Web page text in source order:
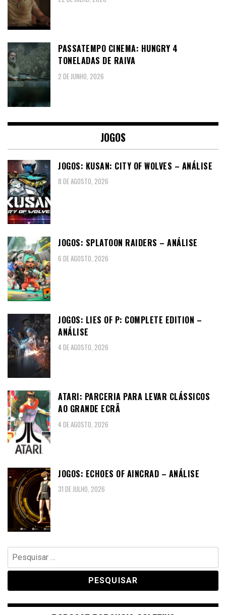
PASSATEMPO CINEMA: HUNGRY 4
TONELADAS DE RAIVA
2 DE JUNHO, 2026
JOGOS
JOGOS: KUSAN: CITY OF WOLVES – ANÁLISE
8 DE AGOSTO, 2026
JOGOS: SPLATOON RAIDERS – ANÁLISE
6 DE AGOSTO, 2026
JOGOS: LIES OF P: COMPLETE EDITION –
ANÁLISE
4 DE AGOSTO, 2026
ATARI: PARCERIA PARA LEVAR CLÁSSICOS
AO GRANDE ECRÃ
4 DE AGOSTO, 2026
JOGOS: ECHOES OF AINCRAD – ANÁLISE
31 DE JULHO, 2026
Pesquisar
por: